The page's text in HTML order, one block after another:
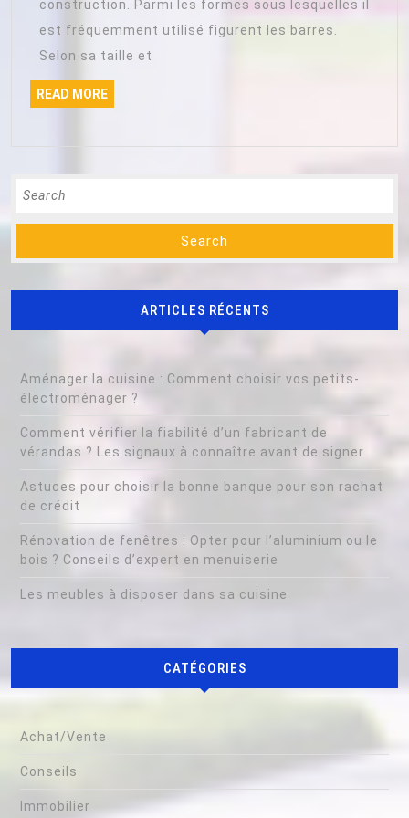
construction. Parmi les formes sous lesquelles il
est fréquemment utilisé figurent les barres.
Selon sa taille et
READ MOREREAD
MORE
Search
ARTICLES RÉCENTS
Aménager la cuisine : Comment choisir vos petits-
électroménager ?
Comment vérifier la fiabilité d’un fabricant de
vérandas ? Les signaux à connaître avant de signer
Astuces pour choisir la bonne banque pour son rachat
de crédit
Rénovation de fenêtres : Opter pour l’aluminium ou le
bois ? Conseils d’expert en menuiserie
Les meubles à disposer dans sa cuisine
CATÉGORIES
Achat/Vente
Conseils
Immobilier